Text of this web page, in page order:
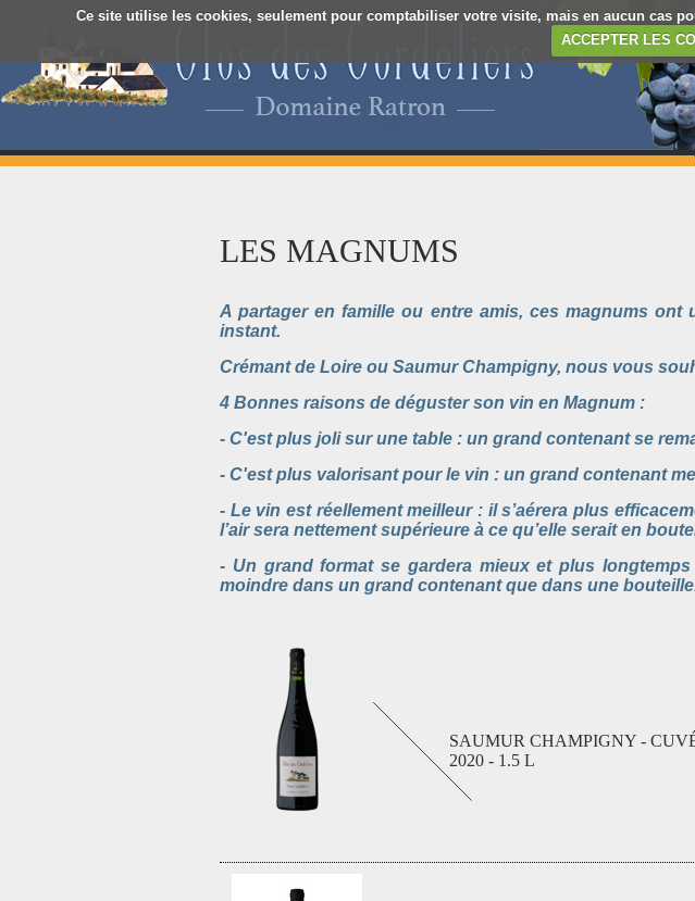
Ce site utilise les cookies, seulement pour comptabiliser votre visite, mais en aucun cas
ACCEPTER LES
LES MAGNUMS
A partager en famille ou entre amis, ces magnums
instant.
Crémant de Loire ou Saumur Champigny, nous vous
4 Bonnes raisons de déguster son vin en Magnum :
- C'est plus joli sur une table : un grand contenant se
- C'est plus valorisant pour le vin : un grand contenant
- Le vin est réellement meilleur : il s’aérera plus
l’air sera nettement supérieure à ce qu’elle serait en
- Un grand format se gardera mieux et plus
moindre dans un grand contenant que dans une
SAUMUR CHAMPIGNY -
2020 - 1.5 L